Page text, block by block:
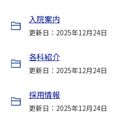
入院案内
更新日：2025年12月24日
各科紹介
更新日：2025年12月24日
採用情報
更新日：2025年12月24日